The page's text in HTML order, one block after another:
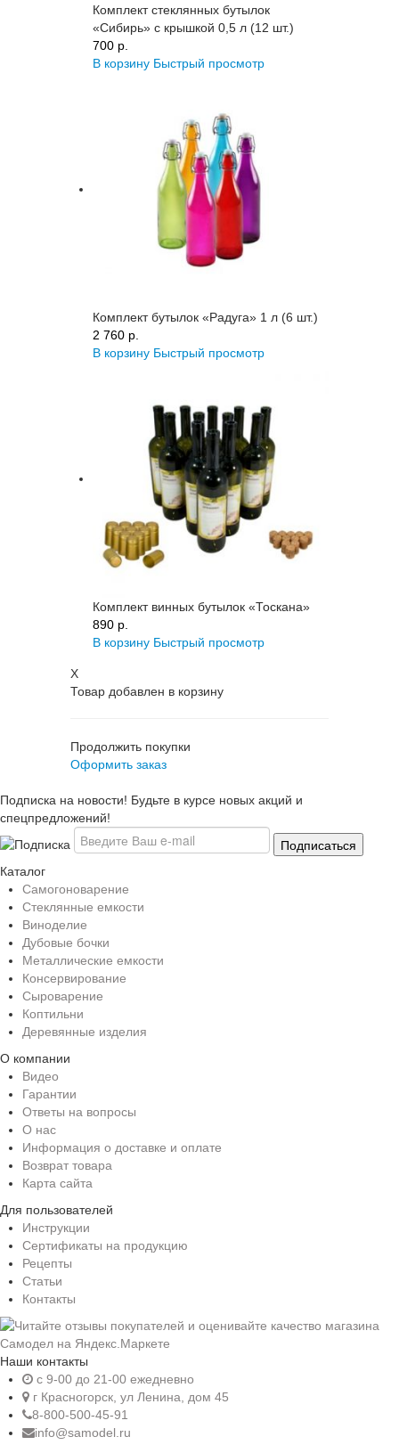
Комплект стеклянных бутылок
«Сибирь» с крышкой 0,5 л (12 шт.)
700 p.
В корзину Быстрый просмотр
Комплект бутылок «Радуга» 1 л (6 шт.)
2 760 p.
В корзину Быстрый просмотр
Комплект винных бутылок «Тоскана»
890 p.
В корзину Быстрый просмотр
X
Товар добавлен в корзину
Продолжить покупки
Оформить заказ
Подписка на новости! Будьте в курсе новых акций и
спецпредложений!
Каталог
Самогоноварение
Стеклянные емкости
Виноделие
Дубовые бочки
Металлические емкости
Консервирование
Сыроварение
Коптильни
Деревянные изделия
О компании
Видео
Гарантии
Ответы на вопросы
О нас
Информация о доставке и оплате
Возврат товара
Карта сайта
Для пользователей
Инструкции
Сертификаты на продукцию
Рецепты
Статьи
Контакты
Наши контакты
c 9-00 до 21-00 ежедневно
г Красногорск, ул Ленина, дом 45
8-800-500-45-91
info@samodel.ru